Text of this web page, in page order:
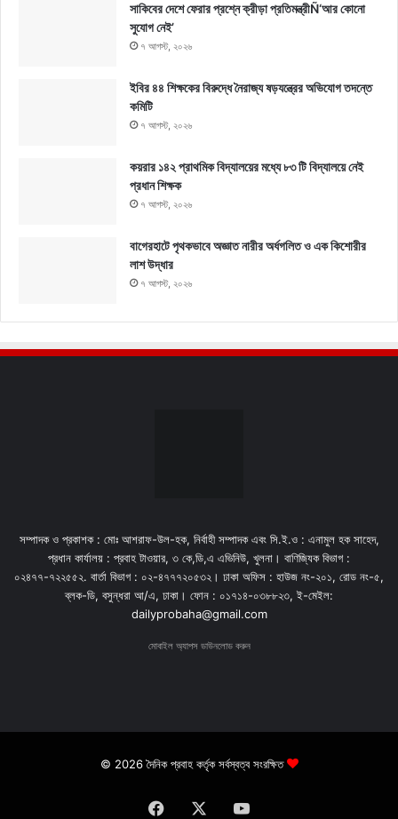
সাকিবের দেশে ফেরার প্রশ্নে ক্রীড়া প্রতিমন্ত্রীÑ‘আর কোনো
সুযোগ নেই’
৭ আগস্ট, ২০২৬
ইবির ৪৪ শিক্ষকের বিরুদ্ধে নৈরাজ্য ষড়যন্ত্রের অভিযোগ তদন্তে
কমিটি
৭ আগস্ট, ২০২৬
কয়রার ১৪২ প্রাথমিক বিদ্যালয়ের মধ্যে ৮৩ টি বিদ্যালয়ে নেই
প্রধান শিক্ষক
৭ আগস্ট, ২০২৬
বাগেরহাটে পৃথকভাবে অজ্ঞাত নারীর অর্ধগলিত ও এক কিশোরীর
লাশ উদ্ধার
৭ আগস্ট, ২০২৬
সম্পাদক ও প্রকাশক : মোঃ আশরাফ-উল-হক, নির্বাহী সম্পাদক এবং সি.ই.ও : এনামুল হক সাহেদ,
প্রধান কার্যালয় : প্রবাহ টাওয়ার, ৩ কে,ডি,এ এভিনিউ, খুলনা। বাণিজ্যিক বিভাগ :
০২৪৭৭-৭২২৫৫২. বার্তা বিভাগ : ০২-৪৭৭৭২০৫৩২। ঢাকা অফিস : হাউজ নং-২০১, রোড নং-৫,
ব্লক-ডি, বসুন্ধরা আ/এ, ঢাকা। ফোন : ০১৭১৪-০৩৮৮২৩, ই-মেইল:
dailyprobaha@gmail.com
মোবাইল অ্যাপস ডাউনলোড করুন
© 2026 দৈনিক প্রবাহ কর্তৃক সর্বস্বত্ব সংরক্ষিত
Facebook